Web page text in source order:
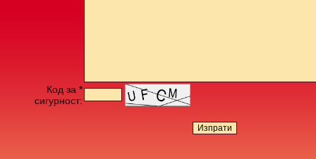
Код за *
сигурност: